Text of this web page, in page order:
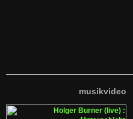
musikvideo